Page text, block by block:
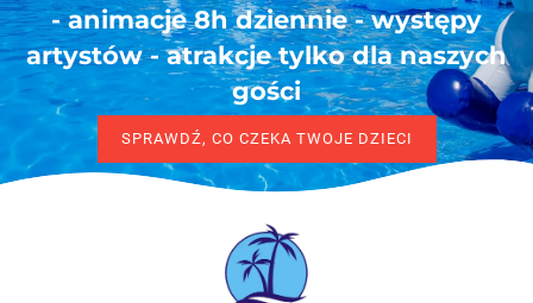
- animacje 8h dziennie - występy
artystów - atrakcje tylko dla naszych
gości
SPRAWDŹ, CO CZEKA TWOJE DZIECI